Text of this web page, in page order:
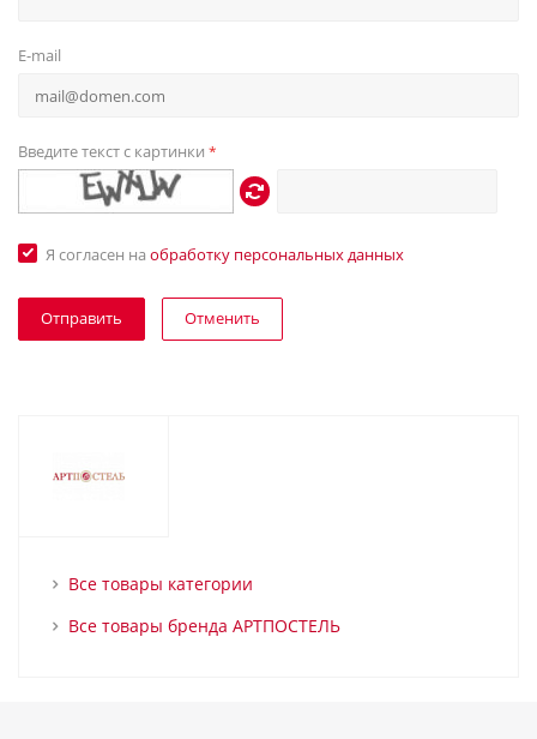
E-mail
Введите текст с картинки *
Я согласен на обработку персональных данных
Отменить
Все товары категории
Все товары бренда АРТПОСТЕЛЬ